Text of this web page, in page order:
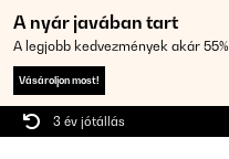
A nyár javában tart
A legjobb kedvezmények akár 55%
Vásároljon most!
3 év jótállás